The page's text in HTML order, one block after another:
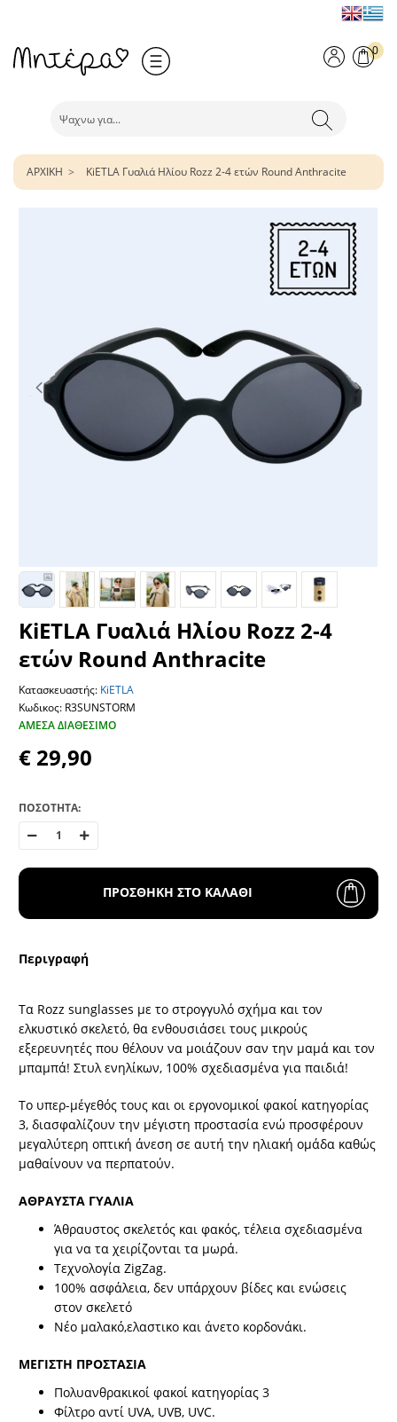
0
ΑΡΧΙΚΗ KiETLA Γυαλιά Ηλίου Rozz 2-4 ετών Round Anthracite
KiETLA Γυαλιά Ηλίου Rozz 2-4
ετών Round Anthracite
Κατασκευαστής: KiETLA
Κωδικος: R3SUNSTORM
ΆΜΕΣΑ ΔΙΑΘΈΣΙΜΟ
€ 29,90
ΠΟΣΟΤΗΤΑ:
ΠΡΟΣΘΗΚΗ ΣΤΟ ΚΑΛΑΘΙ
Περιγραφή
Τα Rozz sunglasses με το στρογγυλό σχήμα και τον
ελκυστικό σκελετό, θα ενθουσιάσει τους μικρούς
εξερευνητές που θέλουν να μοιάζουν σαν την μαμά και τον
μπαμπά! Στυλ ενηλίκων, 100% σχεδιασμένα για παιδιά!
Το υπερ-μέγεθός τους και οι εργονομικοί φακοί κατηγορίας
3, διασφαλίζουν την μέγιστη προστασία ενώ προσφέρουν
μεγαλύτερη οπτική άνεση σε αυτή την ηλιακή ομάδα καθώς
μαθαίνουν να περπατούν.
ΑΘΡΑΥΣΤΑ ΓΥΑΛΙΑ
Άθραυστος σκελετός και φακός, τέλεια σχεδιασμένα
για να τα χειρίζονται τα μωρά.
Τεχνολογία ZigZag.
100% ασφάλεια, δεν υπάρχουν βίδες και ενώσεις
στον σκελετό
Νέο μαλακό,ελαστικο και άνετο κορδονάκι.
ΜΕΓΙΣΤΗ ΠΡΟΣΤΑΣΙΑ
Πολυανθρακικοί φακοί κατηγορίας 3
Φίλτρο αντί UVA, UVB, UVC.